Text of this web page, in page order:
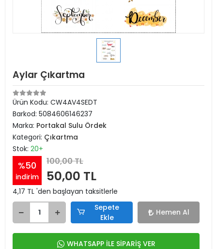
Aylar Çıkartma
Ürün Kodu: CW4AV4SEDT
Barkod: 5084606146237
Marka: Portakal Sulu Ördek
Kategori: Çıkartma
Stok: 20+
%50
indirim
100,00 TL
50,00 TL
4,17 TL 'den başlayan taksitlerle
Sepete
Ekle
Hemen Al
WHATSAPP İLE SİPARİŞ VER